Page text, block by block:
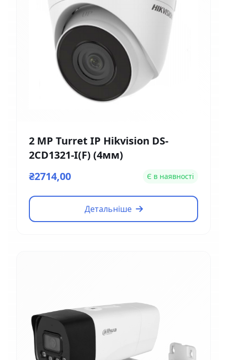
2 MP Turret IP Hikvision DS-
2CD1321-I(F) (4мм)
₴2714,00
Є в наявності
Детальніше